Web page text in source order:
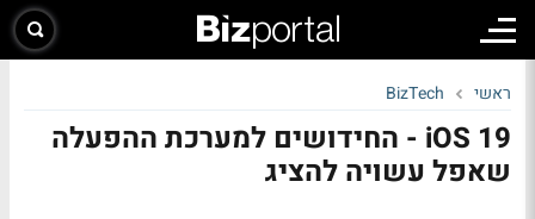
ראשי BizTech
iOS 19 - החידושים למערכת ההפעלה
שאפל עשויה להציג